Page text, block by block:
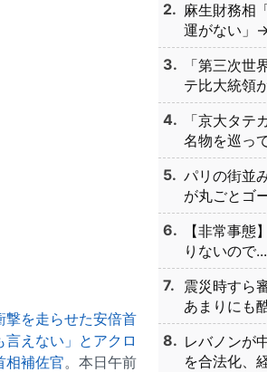
撃を走らせた安倍首
言えない」とアクロ
相補佐官。本日午前
麻生財務相
運がない」
「第三次世
テ比大統領
「京大タテ
名物を巡っ
パリの街並
が丸ごとゴ
【非常事
りないので...
震災時すら
あまりにも
レバノンが
を合法化、